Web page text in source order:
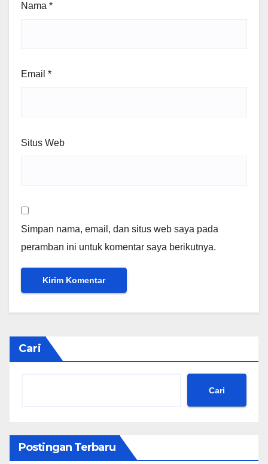
Nama *
Email *
Situs Web
Simpan nama, email, dan situs web saya pada
peramban ini untuk komentar saya berikutnya.
Cari
Cari
Postingan Terbaru